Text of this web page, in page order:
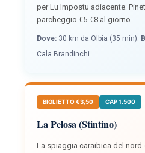
per Lu Impostu adiacente.
parcheggio €5-€8 al giorno.
Dove:30 km da Olbia (35 min).
Cala Brandinchi.
BIGLIETTO €3,50 CAP 1.500
La Pelosa (Stintino)
La spiaggia caraibica del